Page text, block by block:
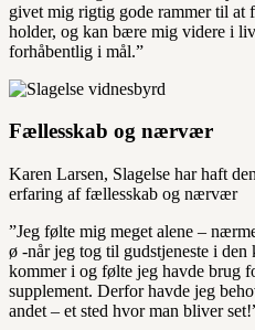
givet mig rigtig gode rammer til at
holder, og kan bære mig videre i
forhåbentlig i mål.”
Fællesskab og nærvær
Karen Larsen, Slagelse har haft
erfaring af fællesskab og nærvær
”Jeg følte mig meget alene –
ø -når jeg tog til gudstjeneste i den
kommer i og følte jeg havde brug
supplement. Derfor havde jeg
andet – et sted hvor man bliver